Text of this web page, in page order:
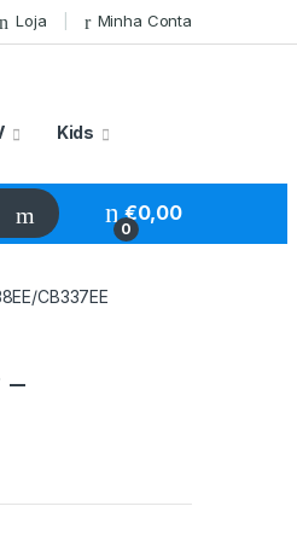
Loja Minha Conta
Kids
0
€0,00
CB337EE
–